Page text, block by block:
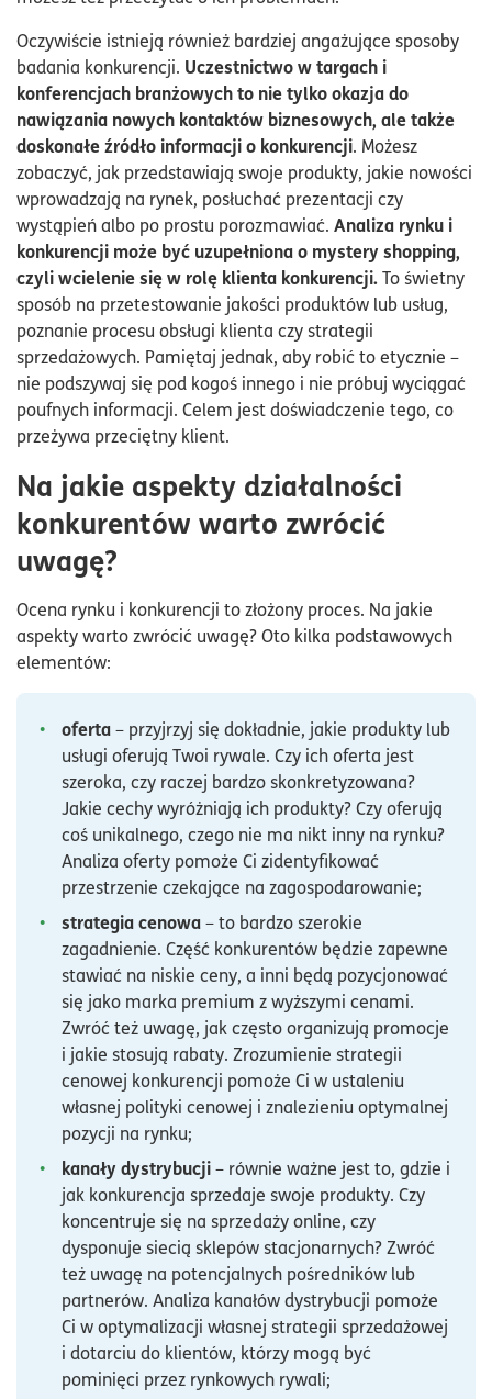
Oczywiście istnieją również bardziej angażujące sposoby
badania konkurencji. Uczestnictwo w targach i
konferencjach branżowych to nie tylko okazja do
nawiązania nowych kontaktów biznesowych, ale także
doskonałe źródło informacji o konkurencji. Możesz
zobaczyć, jak przedstawiają swoje produkty, jakie nowości
wprowadzają na rynek, posłuchać prezentacji czy
wystąpień albo po prostu porozmawiać. Analiza rynku i
konkurencji może być uzupełniona o mystery shopping,
czyli wcielenie się w rolę klienta konkurencji.To świetny
sposób na przetestowanie jakości produktów lub usług,
poznanie procesu obsługi klienta czy strategii
sprzedażowych. Pamiętaj jednak, aby robić to etycznie –
nie podszywaj się pod kogoś innego i nie próbuj wyciągać
poufnych informacji. Celem jest doświadczenie tego, co
przeżywa przeciętny klient.
Na jakie aspekty działalności
konkurentów warto zwrócić
uwagę?
Ocena rynku i konkurencji to złożony proces. Na jakie
aspekty warto zwrócić uwagę? Oto kilka podstawowych
elementów:
oferta– przyjrzyj się dokładnie, jakie produkty lub
usługi oferują Twoi rywale. Czy ich oferta jest
szeroka, czy raczej bardzo skonkretyzowana?
Jakie cechy wyróżniają ich produkty? Czy oferują
coś unikalnego, czego nie ma nikt inny na rynku?
Analiza oferty pomoże Ci zidentyfikować
przestrzenie czekające na zagospodarowanie;
strategia cenowa– to bardzo szerokie
zagadnienie. Część konkurentów będzie zapewne
stawiać na niskie ceny, a inni będą pozycjonować
się jako marka premium z wyższymi cenami.
Zwróć też uwagę, jak często organizują promocje
i jakie stosują rabaty. Zrozumienie strategii
cenowej konkurencji pomoże Ci w ustaleniu
własnej polityki cenowej i znalezieniu optymalnej
pozycji na rynku;
kanały dystrybucji– równie ważne jest to, gdzie i
jak konkurencja sprzedaje swoje produkty. Czy
koncentruje się na sprzedaży online, czy
dysponuje siecią sklepów stacjonarnych? Zwróć
też uwagę na potencjalnych pośredników lub
partnerów. Analiza kanałów dystrybucji pomoże
Ci w optymalizacji własnej strategii sprzedażowej
i dotarciu do klientów, którzy mogą być
pominięci przez rynkowych rywali;